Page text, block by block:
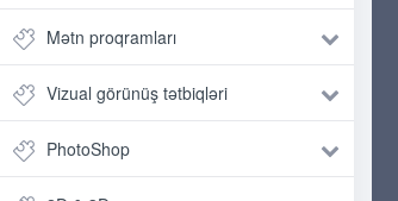
Mətn proqramları
Vizual görünüş tətbiqləri
PhotoShop